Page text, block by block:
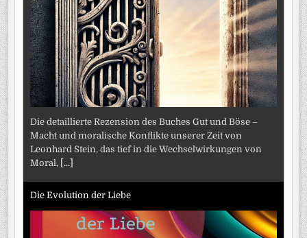
Die detaillierte Rezension des Buches Gut und Böse –
Macht und moralische Konflikte unserer Zeit von
Leonhard Stein, das tief in die Wechselwirkungen von
Moral, [...]
Die Evolution der Liebe